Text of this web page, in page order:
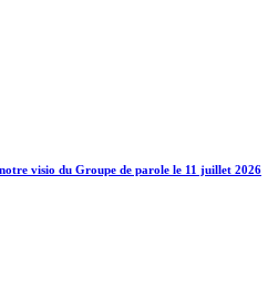
visio du Groupe de parole le 11 juillet 2026